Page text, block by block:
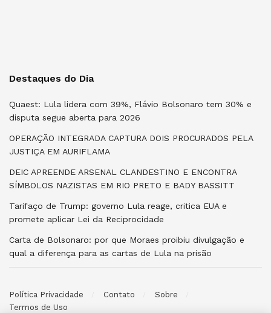
Destaques do Dia
Quaest: Lula lidera com 39%, Flávio Bolsonaro tem 30% e
disputa segue aberta para 2026
OPERAÇÃO INTEGRADA CAPTURA DOIS PROCURADOS PELA
JUSTIÇA EM AURIFLAMA
DEIC APREENDE ARSENAL CLANDESTINO E ENCONTRA
SÍMBOLOS NAZISTAS EM RIO PRETO E BADY BASSITT
Tarifaço de Trump: governo Lula reage, critica EUA e
promete aplicar Lei da Reciprocidade
Carta de Bolsonaro: por que Moraes proibiu divulgação e
qual a diferença para as cartas de Lula na prisão
Política Privacidade Contato
Sobre
Termos de Uso